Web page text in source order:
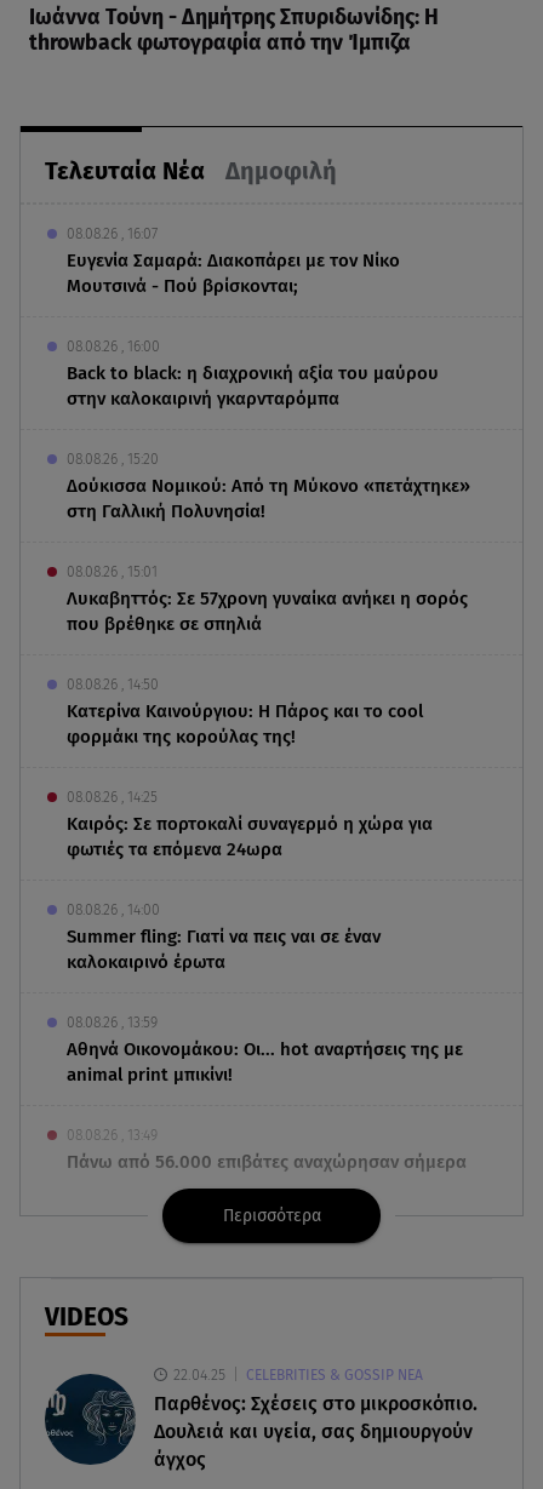
Τελευταία Νέα Δημοφιλή
08.08.26 , 16:07
Ευγενία Σαμαρά: Διακοπάρει με τον Νίκο
Μουτσινά - Πού βρίσκονται;
08.08.26 , 16:00
Back to black: η διαχρονική αξία του μαύρου
στην καλοκαιρινή γκαρνταρόμπα
08.08.26 , 15:20
Δούκισσα Νομικού: Από τη Μύκονο «πετάχτηκε»
στη Γαλλική Πολυνησία!
08.08.26 , 15:01
Λυκαβηττός: Σε 57χρονη γυναίκα ανήκει η σορός
που βρέθηκε σε σπηλιά
08.08.26 , 14:50
Κατερίνα Καινούργιου: Η Πάρος και το cool
φορμάκι της κορούλας της!
08.08.26 , 14:25
Καιρός: Σε πορτοκαλί συναγερμό η χώρα για
φωτιές τα επόμενα 24ωρα
08.08.26 , 14:00
Summer fling: Γιατί να πεις ναι σε έναν
καλοκαιρινό έρωτα
08.08.26 , 13:59
Αθηνά Οικονομάκου: Οι... hot αναρτήσεις της με
animal print μπικίνι!
08.08.26 , 13:49
Πάνω από 56.000 επιβάτες αναχώρησαν σήμερα
από τα λιμάνια της Αττικής
Θρίλερ στον Λυκαβηττό: Βρέθηκε σορός σε
ΑΜΜΟΣ - Η πρώτη ανάγνωση (αναλόγιο) στο
θέατρο Άβατον
Περισσότερα
VIDEOS
22.04.25 CELEBRITIES & GOSSIP ΝΕΑ
Παρθένος: Σχέσεις στο μικροσκόπιο.
Δουλειά και υγεία, σας δημιουργούν
άγχος
Ιωάννα Τούνη - Δημήτρης Σπυριδωνίδης: Η
throwback φωτογραφία από την Ίμπιζα